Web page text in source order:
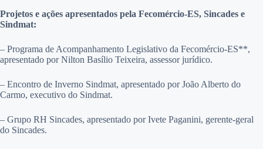
Projetos e ações apresentados pela Fecomércio-ES, Sincades e
Sindmat:
– Programa de Acompanhamento Legislativo da Fecomércio-ES**,
apresentado por Nilton Basílio Teixeira, assessor jurídico.
– Encontro de Inverno Sindmat, apresentado por João Alberto do
Carmo, executivo do Sindmat.
– Grupo RH Sincades, apresentado por Ivete Paganini, gerente-geral
do Sincades.